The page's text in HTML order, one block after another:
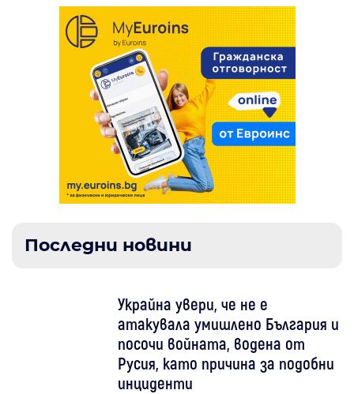
Последни новини
Украйна увери, че не е
атакувала умишлено България и
посочи войната, водена от
Русия, като причина за подобни
инциденти